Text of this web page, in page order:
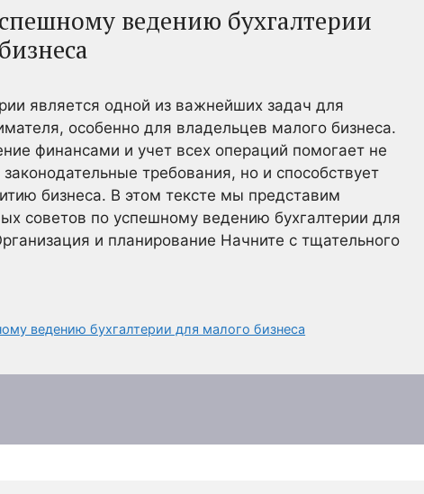
ведению бухгалтерии
является одной из важнейших задач для
особенно для владельцев малого бизнеса.
финансами и учет всех операций помогает не
требования, но и способствует
бизнеса. В этом тексте мы представим
советов по успешному ведению бухгалтерии для
и планирование Начните с тщательного
ведению бухгалтерии для малого бизнеса